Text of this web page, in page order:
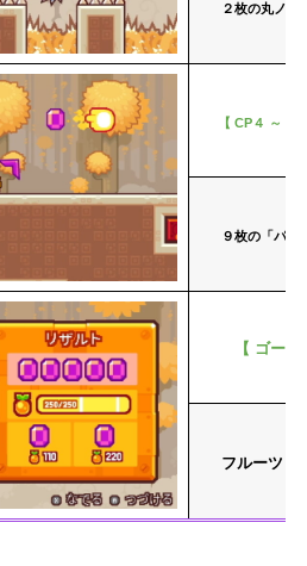
２枚の丸ノコ
【 CP４ ～
９枚の「パー
【 ゴー
フルーツ「